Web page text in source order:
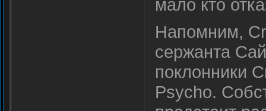
мало кто
Напомним,
сержанта
поклонники
Psycho.